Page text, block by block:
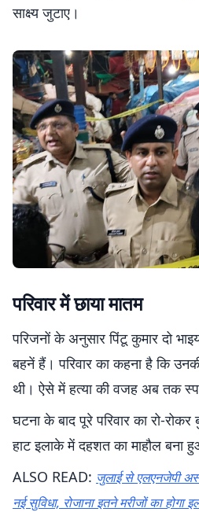
साक्ष्य जुटाए।
परिवार में छाया मातम
परिजनों के अनुसार पिंटू कुमार दो
बहनें हैं। परिवार का कहना है कि
थी। ऐसे में हत्या की वजह अब तक
घटना के बाद पूरे परिवार का रो-
हाट इलाके में दहशत का माहौल बना
ALSO READ: जुलाई से एलएनजेपी
नई सुविधा, रोजाना इतने मरीजों का होगा